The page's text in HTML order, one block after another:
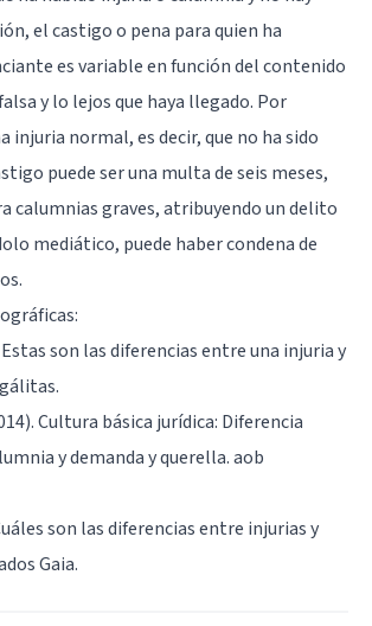
el castigo o pena para quien ha
es variable en función del contenido
y lo lejos que haya llegado. Por
injuria normal, es decir, que no ha sido
puede ser una multa de seis meses,
calumnias graves, atribuyendo un delito
mediático, puede haber condena de
son las diferencias entre una injuria y
Cultura básica jurídica: Diferencia
y demanda y querella. aob
son las diferencias entre injurias y
Gaia.